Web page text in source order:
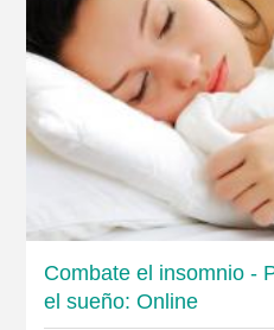
Combate el insomnio -
el sueño: Online